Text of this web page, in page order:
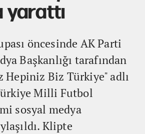
yarattı
öncesinde AK Parti
Başkanlığı tarafından
Hepiniz Biz Türkiye" adlı
Milli Futbol
sosyal medya
Klipte